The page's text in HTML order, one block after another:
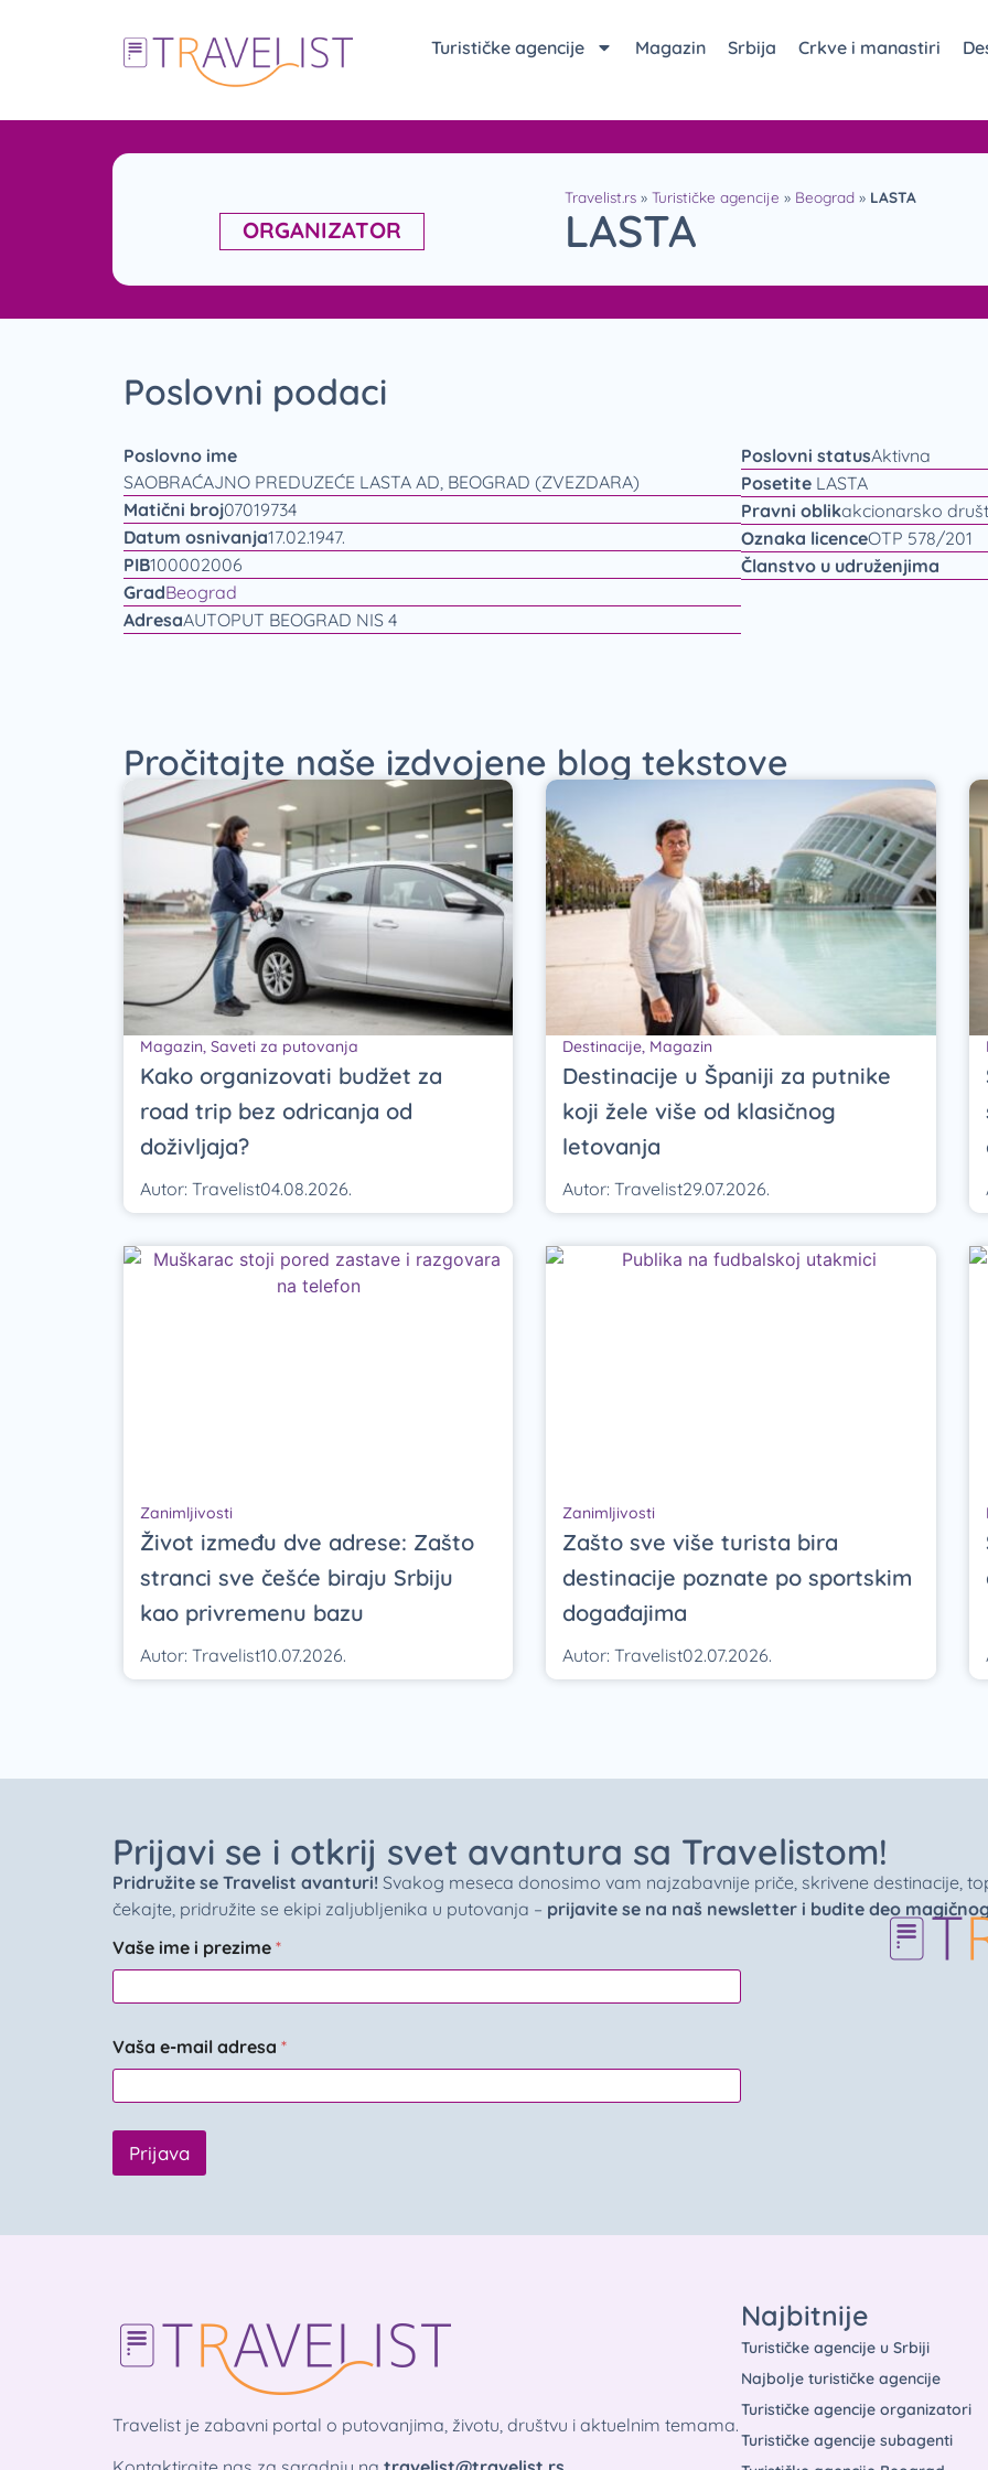
Turističke agencije Magazin Srbija Crkve i manastiri
ORGANIZATOR
Travelist.rs» Turističke agencije » Beograd» LASTA
LASTA
Poslovni podaci
Poslovno ime
SAOBRAĆAJNO PREDUZEĆE LASTA AD, BEOGRAD (ZVEZDARA)
Matični broj07019734
Datum osnivanja17.02.1947.
PIB100002006
GradBeograd
AdresaAUTOPUT BEOGRAD NIS 4
Poslovni statusAktivna
Posetite LASTA
Pravni oblikakcionarsko
Oznaka licenceOTP 578/201
Članstvo u udruženjima
Pročitajte naše izdvojene blog tekstove
Magazin, Saveti za putovanja
Kako organizovati budžet za
road trip bez odricanja od
doživljaja?
Autor: Travelist04.08.2026.
Destinacije, Magazin
Destinacije u Španiji za putnike
koji žele više od klasičnog
letovanja
Autor: Travelist29.07.2026.
Zanimljivosti
Život između dve adrese: Zašto
stranci sve češće biraju Srbiju
kao privremenu bazu
Autor: Travelist10.07.2026.
Zanimljivosti
Zašto sve više turista bira
destinacije poznate po sportskim
događajima
Autor: Travelist02.07.2026.
Prijavi se i otkrij svet avantura sa Travelistom!
Pridružite se Travelist avanturi! Svakog meseca donosimo vam najzabavnije priče, skrivene destinacije,
čekajte, pridružite se ekipi zaljubljenika u putovanja – prijavite se na naš newsletter i budite deo
Vaše ime i prezime *
Vaša e-mail adresa *
Prijava
Travelist je zabavni portal o putovanjima, životu, društvu i aktuelnim temama.
Najbitnije
Turističke agencije u Srbiji
Najbolje turističke agencije
Turističke agencije organizatori
Turističke agencije subagenti